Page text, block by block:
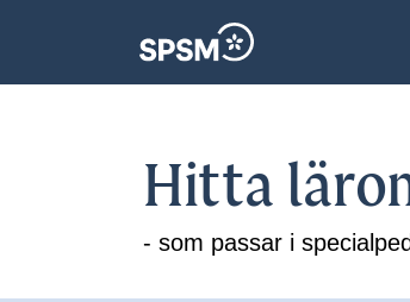
Hitta
- som passar i